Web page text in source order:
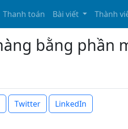
Thanh toán Bài viết Thành
bằng phần
Twitter LinkedIn